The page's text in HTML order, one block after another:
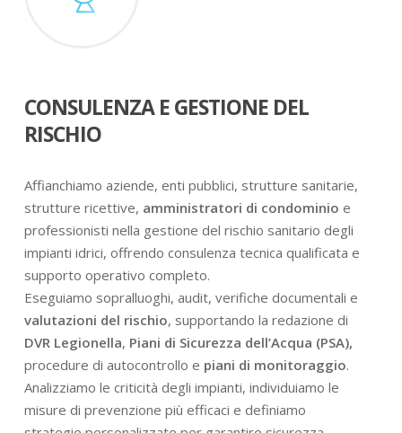
CONSULENZA E GESTIONE DEL
RISCHIO
Affianchiamo aziende, enti pubblici, strutture sanitarie,
strutture ricettive, amministratori di condominio e
professionisti nella gestione del rischio sanitario degli
impianti idrici, offrendo consulenza tecnica qualificata e
supporto operativo completo.
Eseguiamo sopralluoghi, audit, verifiche documentali e
valutazioni del rischio, supportando la redazione di
DVR Legionella, Piani di Sicurezza dell’Acqua (PSA),
procedure di autocontrollo e piani di monitoraggio.
Analizziamo le criticità degli impianti, individuiamo le
misure di prevenzione più efficaci e definiamo